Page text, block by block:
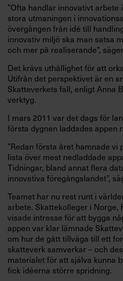
”Ofta handlar innovativt
stora utmanin­gen i
övergången från idé till
innovativ miljö ska man satsa
och mer på realiserande”,
Det krävs uthållighet för att
Utifrån det perspektivet är en
Skatteverkets fall, enligt Anna
verktyg.
I mars 2011 var det dags för
första dygnen laddades appen
”Redan första året hamnade vi
lista över mest nedladdade
Tidningar, bland annat flera
innovativa föregångslandet”,
Teamet har nu rest runt i
arbete. Skattekolleger i Norge,
visade intresse för att bygga
appen var klar lämnade
om hur de gått tillväga till ett
skatteverk samverkar – och
materialet för att själva kunna
fick idéerna större spridning.